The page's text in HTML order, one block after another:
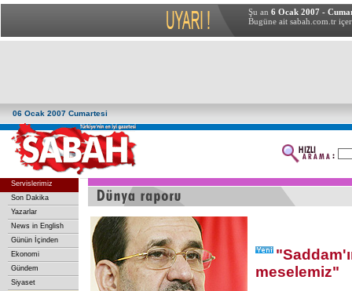
Şu an 6 Ocak 2007 -
Bugüne ait sabah.com.tr
06 Ocak 2007 Cumartesi
Servislerimiz
Son Dakika
Yazarlar
News in English
Günün İçinden
Ekonomi
Gündem
Siyaset
meselemiz"